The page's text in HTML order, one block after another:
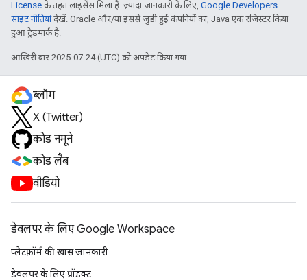
License के तहत लाइसेंस मिला है. ज़्यादा जानकारी के लिए, Google Developers
साइट नीतियांदेखें. Oracle और/या इससे जुड़ी हुई कंपनियों का, Java एक रजिस्टर किया
हुआ ट्रेडमार्क है.
आखिरी बार 2025-07-24 (UTC) को अपडेट किया गया.
ब्लॉग
X (Twitter)
कोड नमूने
कोड लैब
वीडियो
डेवलपर के लिए Google Workspace
प्लैटफ़ॉर्म की खास जानकारी
डेवलपर के लिए प्रॉडक्ट